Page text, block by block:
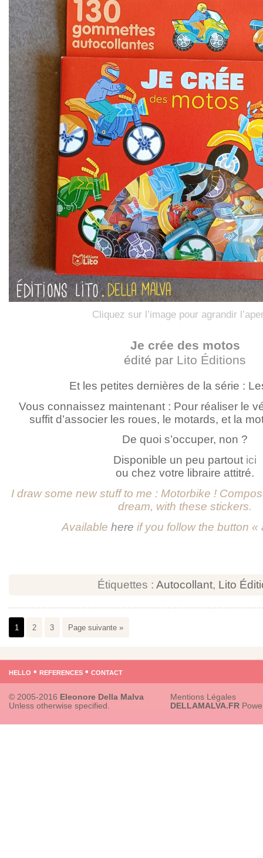
Cliquez sur l’image pour agrandir
Je crée des motos
édité par Lito Éditions
Et les petites dernières de la série :
Vous connaissez maintenant : Pour réaliser le
suffit d’associer les roues, le motards, et la
De quoi s’occuper, non ?
Disponible un peu partout ici
ou chez votre libraire attitré.
I draw some new stuff to me : Motorbike !
dream, with these stickers.
Available here if you follow the button «
Étiquettes : Autocollant, Lito
1 2 3 Page suivante »
hello • references • contact
© 2005-2016 Eleonore Della Malva
Unless otherwise specified.
Mentions Légales
DELLAMALVA.FR